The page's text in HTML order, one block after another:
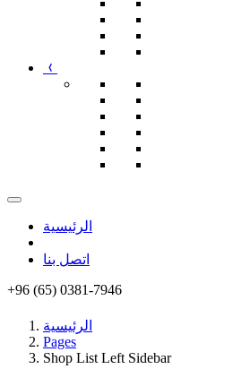
الرئيسية
اتصل بنا
+96 (65) 0381-7946
الرئيسية
Pages
Shop List Left Sidebar